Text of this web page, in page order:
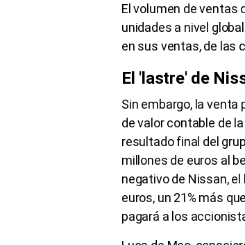
El volumen de ventas
unidades a nivel
en sus ventas, de las
El 'lastre' de
Sin embargo, la venta
de valor contable de
resultado final del
millones de euros al
negativo de Nissan,
euros, un 21% más
pagará a los